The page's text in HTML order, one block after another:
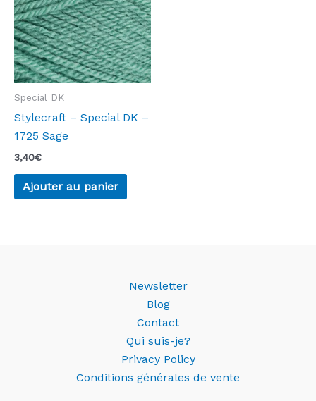
Special DK
Stylecraft – Special DK –
1725 Sage
3,40€
Ajouter au panier
Newsletter
Blog
Contact
Qui suis-je?
Privacy Policy
Conditions générales de vente